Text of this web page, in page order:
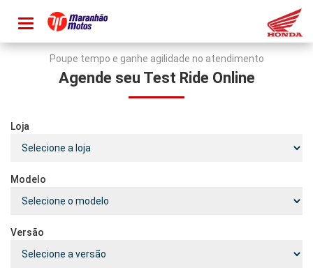
Toggle
Poupe tempo e ganhe agilidade no atendimento
Agende seu Test Ride Online
Loja
Modelo
Versão